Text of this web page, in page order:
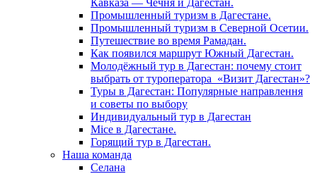
Кавказа — Чечня и Дагестан.
Промышленный туризм в Дагестане.
Промышленный туризм в Северной Осетии.
Путешествие во время Рамадан.
Как появился маршрут Южный Дагестан.
Молодёжный тур в Дагестан: почему стоит
выбрать от туроператора «Визит Дагестан»?
Туры в Дагестан: Популярные направлення
и советы по выбору
Индивидуальный тур в Дагестан
Mice в Дагестане.
Горящий тур в Дагестан.
Наша команда
Селана